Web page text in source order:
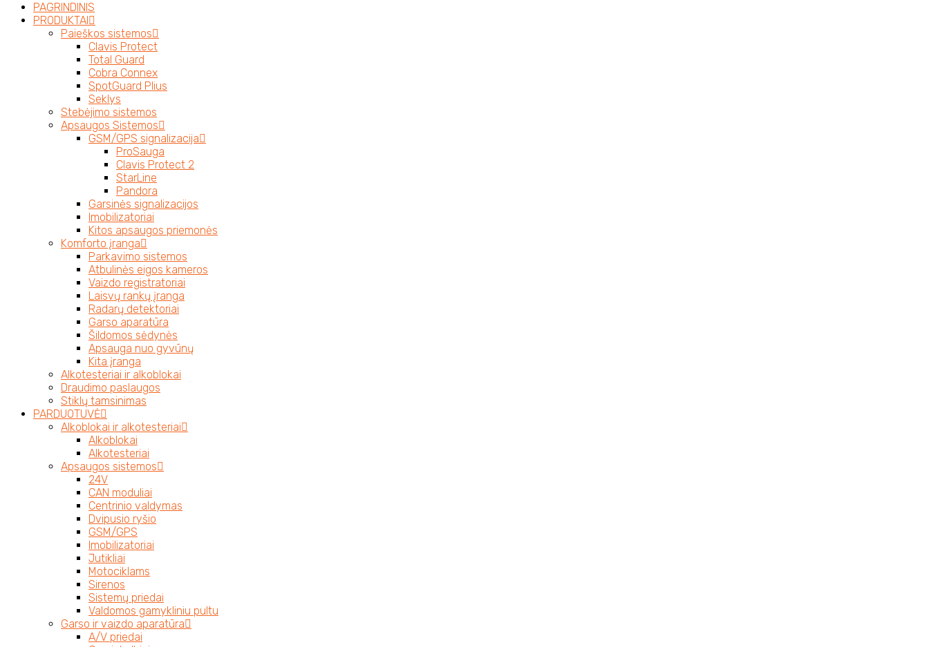
PAGRINDINIS
PRODUKTAI
Paieškos sistemos
Clavis Protect
Total Guard
Cobra Connex
SpotGuard Plius
Seklys
Stebėjimo sistemos
Apsaugos Sistemos
GSM/GPS signalizacija
ProSauga
Clavis Protect 2
StarLine
Pandora
Garsinės signalizacijos
Imobilizatoriai
Kitos apsaugos priemonės
Komforto įranga
Parkavimo sistemos
Atbulinės eigos kameros
Vaizdo registratoriai
Laisvų rankų įranga
Radarų detektoriai
Garso aparatūra
Šildomos sėdynės
Apsauga nuo gyvūnų
Kita įranga
Alkotesteriai ir alkoblokai
Draudimo paslaugos
Stiklų tamsinimas
PARDUOTUVĖ
Alkoblokai ir alkotesteriai
Alkoblokai
Alkotesteriai
Apsaugos sistemos
24V
CAN moduliai
Centrinio valdymas
Dvipusio ryšio
GSM/GPS
Imobilizatoriai
Jutikliai
Motociklams
Sirenos
Sistemų priedai
Valdomos gamykliniu pultu
Garso ir vaizdo aparatūra
A/V priedai